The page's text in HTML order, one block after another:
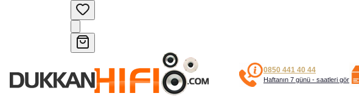
0850 441 40 44
Haftanın 7 günü - saatleri gör